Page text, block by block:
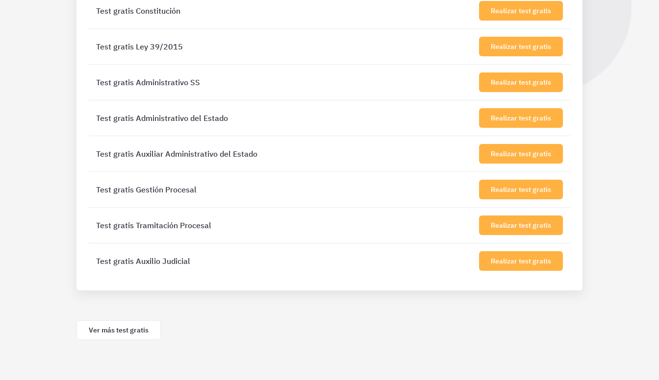
Test gratis Constitución Realizar test gratis
Test gratis Ley 39/2015 Realizar test gratis
Test gratis Administrativo SS Realizar test gratis
Test gratis Administrativo del Estado Realizar test gratis
Test gratis Auxiliar Administrativo del Estado Realizar test gratis
Test gratis Gestión Procesal Realizar test gratis
Test gratis Tramitación Procesal Realizar test gratis
Test gratis Auxilio Judicial Realizar test gratis
Ver más test gratis